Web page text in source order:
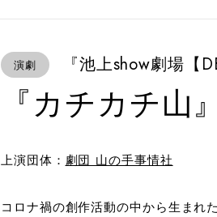
演劇 『池上show劇場【
『カチカチ山
上演団体： 劇団 山の手事情社
コロナ禍の創作活動の中から生まれ